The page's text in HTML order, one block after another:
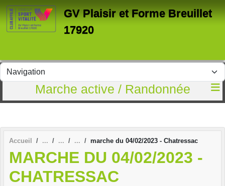
GV Plaisir et Forme Breuillet
17920
Marche active / Randonnée
Accueil marche du 04/02/2023 - Chatressac
MARCHE DU 04/02/2023 -
CHATRESSAC
Panneau de gestion des cookies